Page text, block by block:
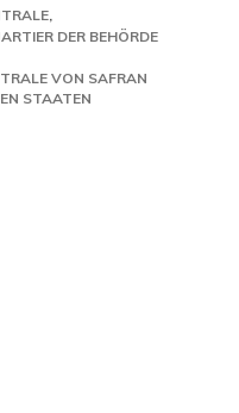
DER BEHÖRDE
VON SAFRAN
STAATEN